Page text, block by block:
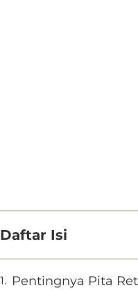
Daftar Isi
Pentingnya Pita